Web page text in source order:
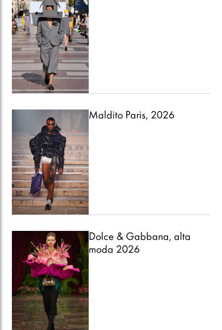
Maldito Paris, 2026
Dolce & Gabbana, alta
moda 2026